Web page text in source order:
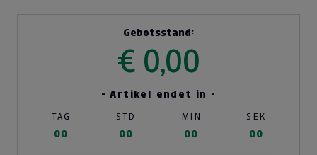
Gebotsstand:
€ 0,00
- Artikel endet in -
TAG STD MIN SEK
00 00 00 00